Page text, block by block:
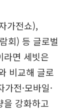
가전쇼),
회) 등 글로벌
라면 세빗은
비교해 글로
전·모바일·
을 강화하고